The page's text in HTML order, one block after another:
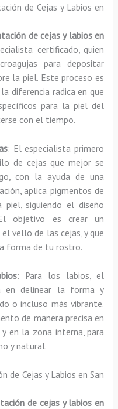
de Cejas y Labios en
de cejas y labios en
certificado, quien
para depositar
la piel. Este proceso es
diferencia radica en que
para la piel del
con el tiempo.
: El especialista primero
de cejas que mejor se
con la ayuda de una
aplica pigmentos de
piel, siguiendo el diseño
objetivo es crear un
vello de las cejas, y que
forma de tu rostro.
: Para los labios, el
en delinear la forma y
o incluso más vibrante.
de manera precisa en
en la zona interna, para
y natural.
de Cejas y Labios en San
de cejas y labios en